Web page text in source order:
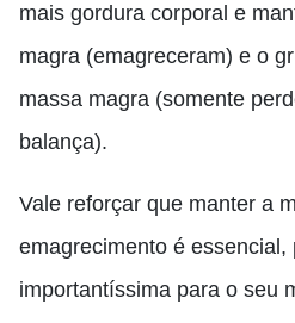
mais gordura corporal e
magra (emagreceram) e o
massa magra (somente
balança).
Vale reforçar que manter a
emagrecimento é essencial,
importantíssima para o seu